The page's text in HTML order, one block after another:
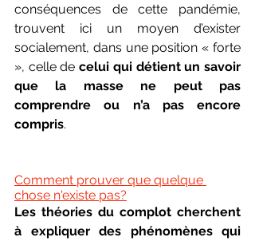
conséquences de cette pandémie,
trouvent ici un moyen d’exister
socialement, dans une position « forte
», celle de celui qui détient un savoir
que la masse ne peut pas
comprendre ou n’a pas encore
compris.
Comment prouver que quelque
chose n'existe pas?
Les théories du complot cherchent
à expliquer des phénomènes qui